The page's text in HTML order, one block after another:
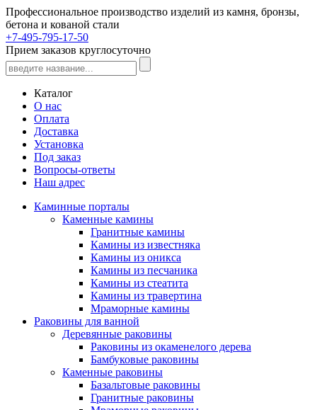
Профессиональное производство изделий из камня, бронзы,
бетона и кованой стали
+7-495-795-17-50
Прием заказов круглосуточно
Каталог
О нас
Оплата
Доставка
Установка
Под заказ
Вопросы-ответы
Наш адрес
Каминные порталы
Каменные камины
Гранитные камины
Камины из известняка
Камины из оникса
Камины из песчаника
Камины из стеатита
Камины из травертина
Мраморные камины
Раковины для ванной
Деревянные раковины
Раковины из окаменелого дерева
Бамбуковые раковины
Каменные раковины
Базальтовые раковины
Гранитные раковины